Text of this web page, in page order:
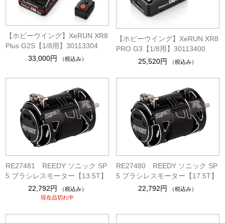
【ホビーウイング】XeRUN XR8
Plus G2S【1/8用】30113304
33,000円
（税込み）
【ホビーウイング】XeRUN XR8
PRO G3【1/8用】30113400
25,520円
（税込み）
RE27481 REEDY ソニック SP
5 ブラシレスモーター【13.5T】
22,792円
（税込み）
現在品切れ中
RE27480 REEDY ソニック SP
5 ブラシレスモーター【17.5T】
22,792円
（税込み）